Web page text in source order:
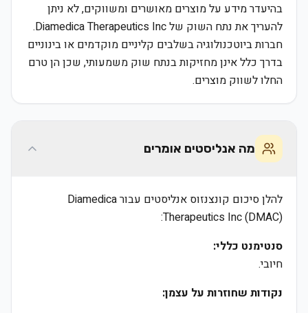
בהיעדר מידע על מוצרים מאושרים ומשווקים, לא ניתן
להעריך את נתח השוק של Diamedica Therapeutics Inc.
חברות ביוטכנולוגיה בשלבים קליניים מוקדמים או בינוניים
בדרך כלל אינן מחזיקות בנתח שוק משמעותי, שכן הן טרם
החלו לשווק מוצרים.
מה אנליסטים אומרים
להלן סיכום קונצנזוס אנליסטים עבור Diamedica
Therapeutics Inc (DMAC):
סנטימנט כללי:
חיובי.
נקודות שחוזרות על עצמן: